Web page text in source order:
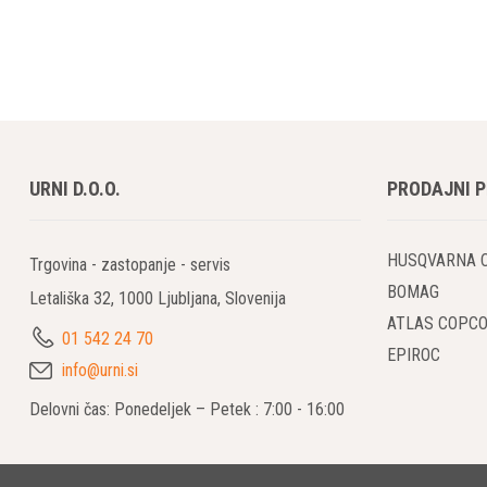
projekta,
Na
pogojih. To
URNI D.O.O.
Trgovina - zastopanje - servis
Letališka 32, 1000 Ljubljana, Slovenija
01 542 24 70
info@urni.si
Delovni čas: Ponedeljek – Petek : 7:00 - 16:00
PRODAJNI
HUSQVARNA
BOMAG
ATLAS COPCO
EPIROC